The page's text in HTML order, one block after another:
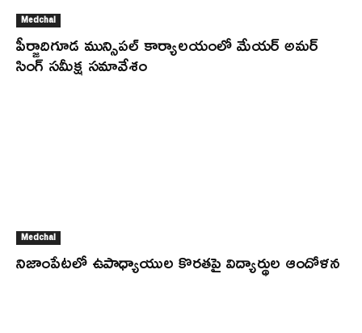
Medchal
పీర్జాదిగూడ మున్సిపల్ కార్యాలయంలో మేయర్ అమర్
సింగ్ సమీక్ష సమావేశం
Medchal
నిజాంపేటలో ఉపాధ్యాయుల కొరతపై విద్యార్థుల ఆందోళన